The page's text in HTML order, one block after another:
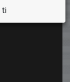
ti